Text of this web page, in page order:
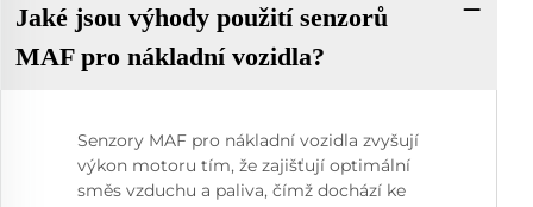
Jaké jsou výhody použití senzorů
MAF pro nákladní vozidla?
Senzory MAF pro nákladní vozidla zvyšují
výkon motoru tím, že zajišťují optimální
směs vzduchu a paliva, čímž dochází ke